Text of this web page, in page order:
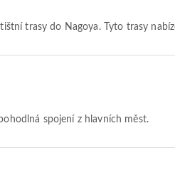
trasy do Nagoya. Tyto trasy
spojení z hlavních měst.